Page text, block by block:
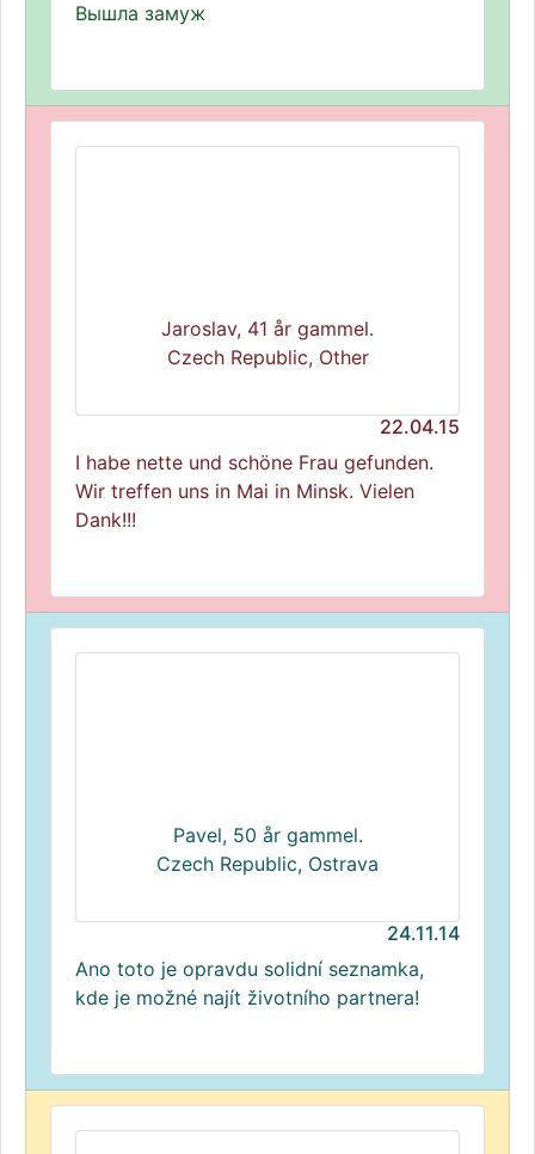
Вышла замуж
Jaroslav, 41 år gammel.
Czech Republic, Other
22.04.15
I habe nette und schöne Frau gefunden.
Wir treffen uns in Mai in Minsk. Vielen
Dank!!!
Pavel, 50 år gammel.
Czech Republic, Ostrava
24.11.14
Ano toto je opravdu solidní seznamka,
kde je možné najít životního partnera!